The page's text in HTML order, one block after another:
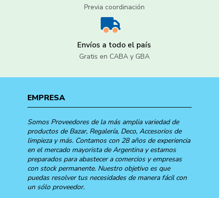
Previa coordinación
Envíos a todo el país
Gratis en CABA y GBA
EMPRESA
Somos Proveedores de la más amplia variedad de
productos de Bazar, Regalería, Deco, Accesorios de
limpieza y más. Contamos con 28 años de experiencia
en el mercado mayorista de Argentina y estamos
preparados para abastecer a comercios y empresas
con stock permanente. Nuestro objetivo es que
puedas resolver tus necesidades de manera fácil con
un sólo proveedor.